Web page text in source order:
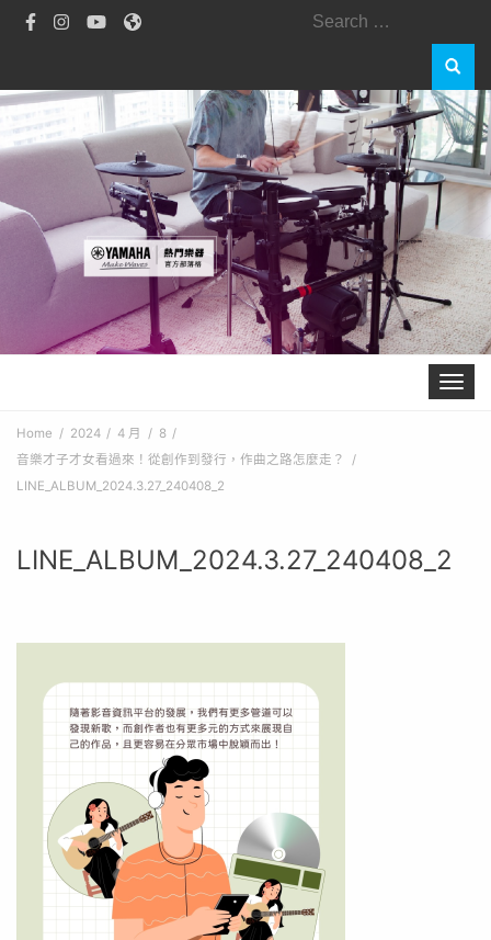
Search
Toggle
Home 2024 4 月
8
音樂才子才女看過來！從創作到發行，作曲之路怎麼走？
LINE_ALBUM_2024.3.27_240408_2
LINE_ALBUM_2024.3.27_240408_2